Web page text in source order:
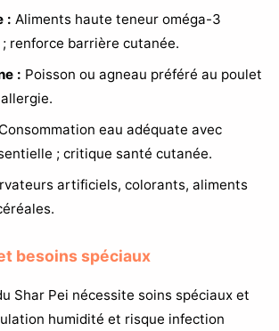
: Aliments haute teneur oméga-3
renforce barrière cutanée.
: Poisson ou agneau préféré au poulet
Consommation eau adéquate avec
; critique santé cutanée.
artificiels, colorants, aliments
besoins spéciaux
Shar Pei nécessite soins spéciaux et
humidité et risque infection